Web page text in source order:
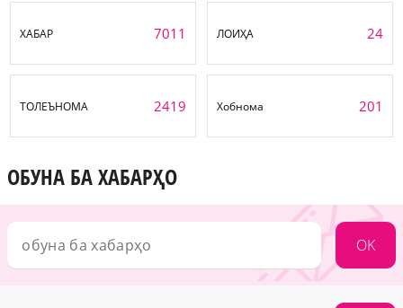
ХАБАР 7011 ЛОИҲА 24
ТОЛЕЪНОМА 2419 Хобнома 201
ОБУНА БА ХАБАРҲО
OK